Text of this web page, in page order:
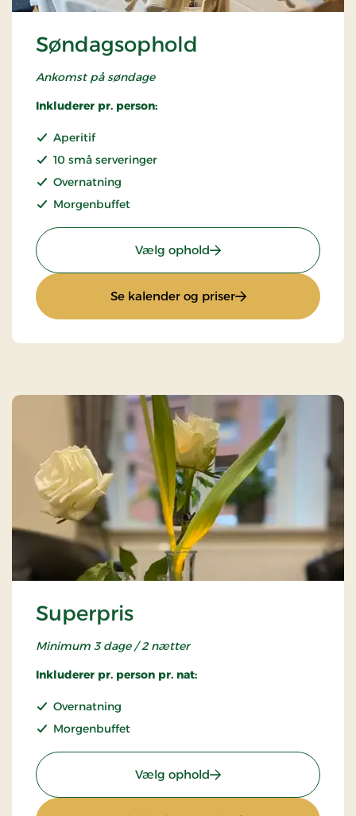
Søndagsophold
Ankomst på søndage
Inkluderer pr. person:
Aperitif
10 små serveringer
Overnatning
Morgenbuffet
Vælg ophold: Søndagsophold
Se kalender og priser: Søndagsophold
Superpris
Minimum 3 dage / 2 nætter
Inkluderer pr. person pr. nat:
Overnatning
Morgenbuffet
Vælg ophold: Superpris